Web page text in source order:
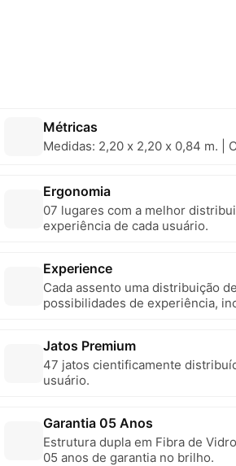
Métricas
Medidas: 2,20 x 2,20 x 0,84 m. |
Ergonomia
07 lugares com a melhor
experiência de cada usuário.
Experience
Cada assento uma distribuição
possibilidades de experiência,
Jatos Premium
47 jatos cientificamente
usuário.
Garantia 05 Anos
Estrutura dupla em Fibra de
05 anos de garantia no brilho.